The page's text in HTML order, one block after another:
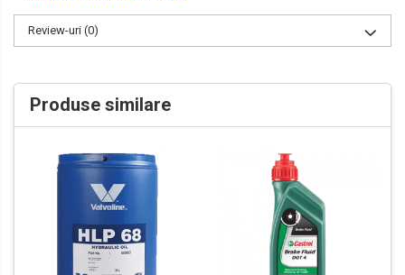
Review-uri (0)
Produse similare